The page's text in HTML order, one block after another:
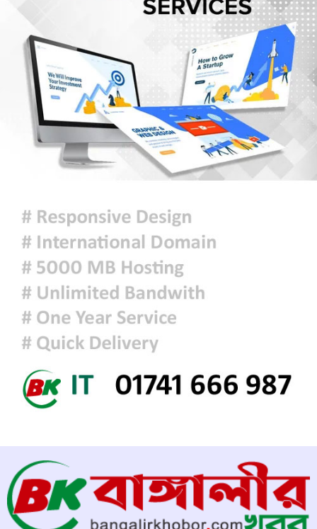
জরুরি জ্বালানি সরবরাহ নিশ্চিতে ৮ কার্গো
এলএনজি ও ৫ হাজার টন এলপিজি
কেনার নীতিগত অনুমোদন
নদী দূষণ রোধে সমন্বিত পদক্ষেপ গ্রহণে
অবহেলার কোনো সুযোগ নেই : প্রধানমন্ত্রী
ঢাকা সহ ৭ অঞ্চলে দমকা বা ঝড়ো
হাওয়াসহ বৃষ্টি কিংবা বজ্রসহ বৃষ্টি হতে
আজকের রাশিফল
হাসিনাকে বক্তব্যের সুযোগ দিয়ে জুলাই
শহীদদের অসম্মান করেছে ভারত: রিজভী